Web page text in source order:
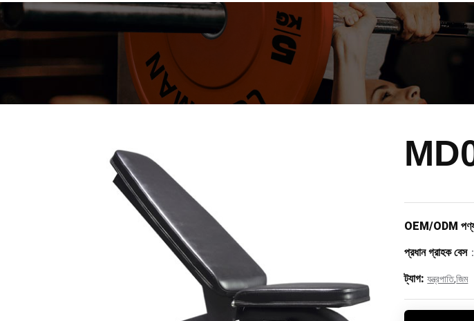
OEM/ODM
প্রধান গ্রাহক বেস
ট্যাগ: যন্ত্রপাতি,জিম